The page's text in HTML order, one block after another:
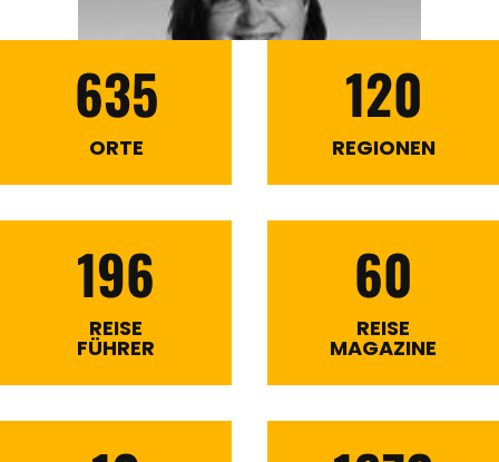
635
ORTE
120
REGIONEN
196
REISE
FÜHRER
60
REISE
MAGAZINE